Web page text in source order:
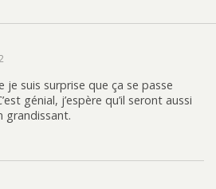
je suis surprise que ça se passe
génial, j’espère qu’il seront aussi
grandissant.